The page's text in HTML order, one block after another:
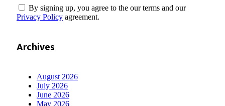
By signing up, you agree to the our terms and our
Privacy Policy agreement.
Archives
August 2026
July 2026
June 2026
May 2026